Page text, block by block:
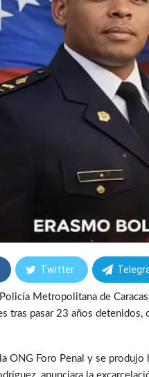
Twitter
Metropolitana de
tras pasar 23 años
ONG Foro Penal y se produjo